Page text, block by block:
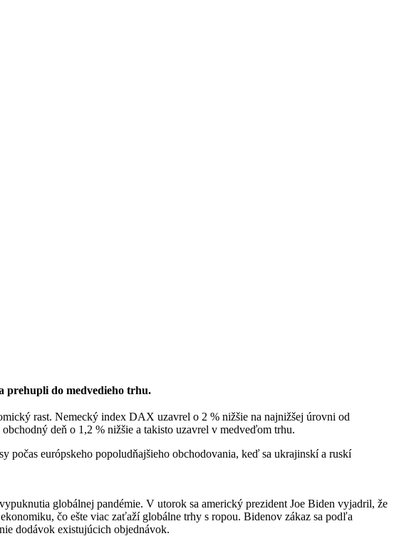
prehupli do medvedieho trhu.
rast. Nemecký index DAX uzavrel o 2 % nižšie na najnižšej úrovni od
deň o 1,2 % nižšie a takisto uzavrel v medveďom trhu.
európskeho popoludňajšieho obchodovania, keď sa ukrajinskí a ruskí
globálnej pandémie. V utorok sa americký prezident Joe Biden vyjadril, že
čo ešte viac zaťaží globálne trhy s ropou. Bidenov zákaz sa podľa
dodávok existujúcich objednávok.